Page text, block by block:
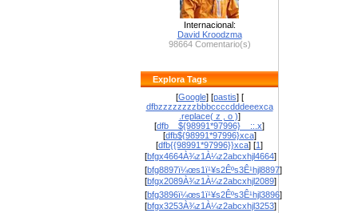
Internacional:
David Kroodzma
98664 Comentario(s)
Explora Tags
[Google] [pastis] [
dfbzzzzzzzzbbbccccdddeeexca
.replace( z , o )]
[dfb__${98991*97996}__::.x]
[dfb${98991*97996}xca]
[dfb{{98991*97996}}xca] [1]
[bfgx4664À¾z1À¼z2abcxhjl4664]
[bfg8897ï¼œs1ï¹¥s2Êºs3Ê¹hjl8897]
[bfgx2089À¾z1À¼z2abcxhjl2089]
[bfg3896ï¼œs1ï¹¥s2Êºs3Ê¹hjl3896]
[bfgx3253À¾z1À¼z2abcxhjl3253]